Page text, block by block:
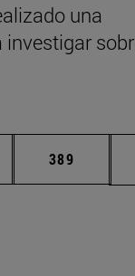
una
intermedias
Página
389